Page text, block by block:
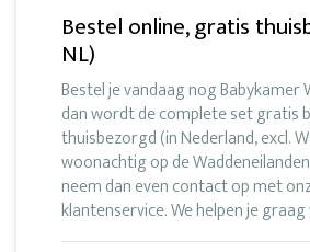
Bestel online, gratis
NL)
Bestel je vandaag nog Babykamer
dan wordt de complete set gratis
thuisbezorgd (in Nederland, excl.
woonachtig op de
neem dan even contact op met
klantenservice. We helpen je